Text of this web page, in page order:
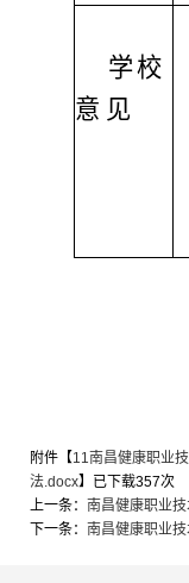
学校
意 见
附件【11南昌健康职业
法.docx】已下载357次
上一条： 南昌健康职业
下一条： 南昌健康职业